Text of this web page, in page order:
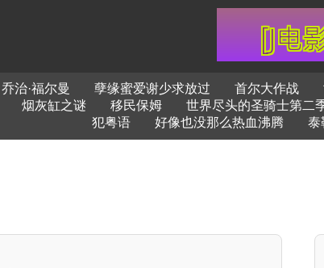
治·福尔曼 孽缘蜜爱谢少求放过 首尔大作战
烟灰缸之谜 移民保姆 世界尽头的圣骑士第二
犯粤语
好像也没那么热血沸腾 泰